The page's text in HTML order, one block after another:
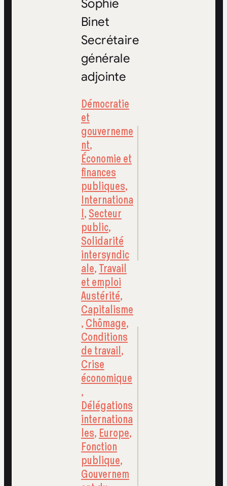
Sophie
Binet
Secrétaire
générale
adjointe
Démocratie
et
gouverneme
nt,
Économie et
finances
publiques,
Internationa
l,Secteur
public,
Solidarité
intersyndic
ale,Travail
et emploi
Austérité,
Capitalisme
,Chômage,
Conditions
de travail,
Crise
économique
,
Délégations
internationa
les, Europe,
Fonction
publique,
Gouvernem